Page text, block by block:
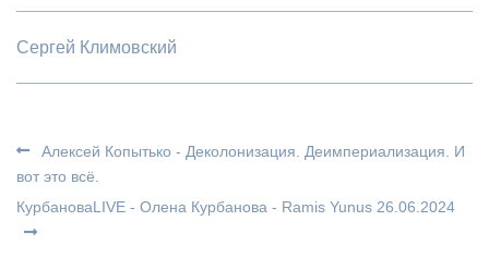
Сергей Климовский
Алексей Копытько - Деколонизация. Деимпериализация. И
вот это всё.
КурбановаLIVE - Олена Курбанова - Ramis Yunus 26.06.2024